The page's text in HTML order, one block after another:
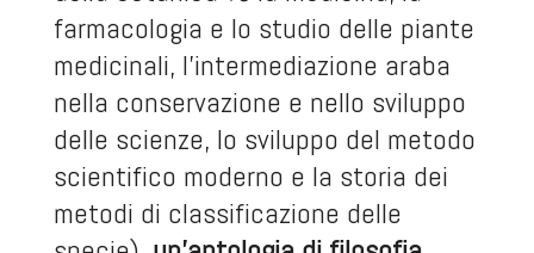
farmacologia e lo studio delle piante
medicinali, l’intermediazione araba
nella conservazione e nello sviluppo
delle scienze, lo sviluppo del metodo
scientifico moderno e la storia dei
metodi di classificazione delle